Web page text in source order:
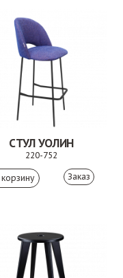
СТУЛ УОЛИН
220-752
Заказ